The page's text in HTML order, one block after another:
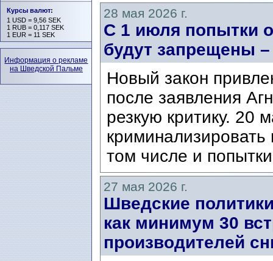
28 мая 2026 г.
С 1 июля попытки
будут запрещены
Новый закон
после заявления
резкую критику. 20
криминализировать
том числе и
27 мая 2026 г.
Шведские
как минимум 30
производителей
Курсы валют:
1 USD = 9,56 SEK
1 RUB = 0,117 SEK
1 EUR = 11 SEK
Информация о рекламе
на Шведской Пальме